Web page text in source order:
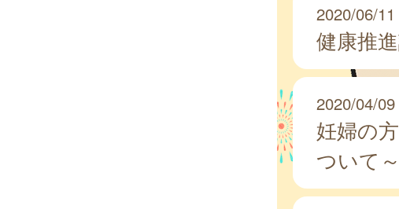
2020/06/11
健康推
2020/04/09
妊婦の
ついて～